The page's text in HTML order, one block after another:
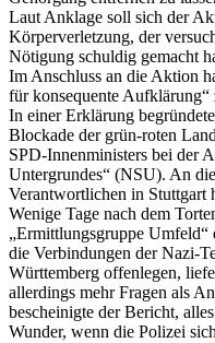
Laut Anklage soll sich der
Körperverletzung, der
Nötigung schuldig gemacht
Im Anschluss an die Aktion
für konsequente
In einer Erklärung
Blockade der grün-roten
SPD-Innenministers bei der
Untergrundes“ (NSU). An
Verantwortlichen in Stuttgart
Wenige Tage nach dem
„Ermittlungsgruppe
die Verbindungen der Nazi-
Württemberg offenlegen,
allerdings mehr Fragen als
bescheinigte der Bericht,
Wunder, wenn die Polizei